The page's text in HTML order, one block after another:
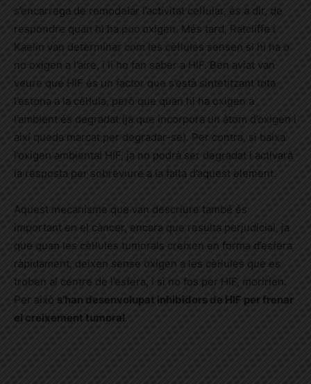
s’encarrega de remodelar l’activitat cel·lular, és a dir, de
respondre quan hi ha poc oxigen. Més tard, Ratcliffe i
Kaelin van determinar com les cèl·lules sensen si hi ha o
no oxigen a l’aire, i li ho fan saber a HIF. Ben aviat van
veure que HIF és un factor que s’està sintetitzant tota
l’estona a la cèl·lula, però que quan hi ha oxigen a
l’ambient és degradat (ja que incorpora un àtom d’oxigen i
així queda marcat per degradar-se). Per contra, si baixa
l’oxigen ambiental HIF, ja no podrà ser degradat i activarà
la resposta per sobreviure a la falta d’aquest element.
Aquest mecanisme que van descriure també és
important en el càncer, encara que resulta perjudicial, ja
que quan les cèl·lules tumorals creixen en forma d’esfera
ràpidament, deixen sense oxigen a les cèl·lules que es
troben al centre de l’esfera, i si no fos per HIF, moririen.
Per això s’han desenvolupat inhibidors de HIF per frenar
el creixement tumoral.